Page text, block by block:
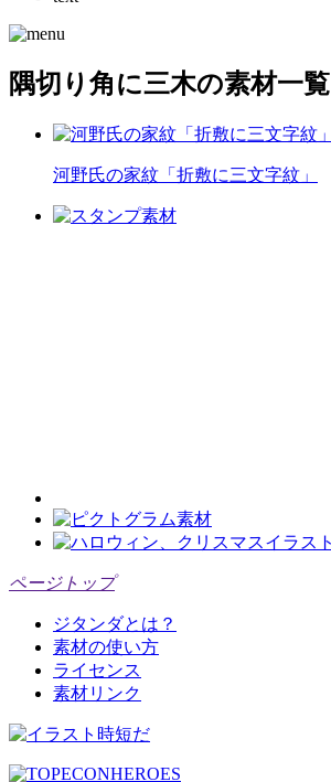
隅切り角に三木の素材一覧
河野氏の家紋「折敷に三文字紋」
ページトップ
ジタンダとは？
素材の使い方
ライセンス
素材リンク